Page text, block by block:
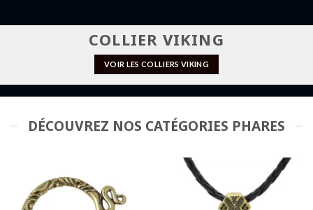
COLLIER VIKING
VOIR LES COLLIERS VIKING
DÉCOUVREZ NOS CATÉGORIES PHARES